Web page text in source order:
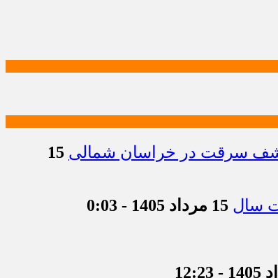
15
15 مرداد 1405 - 0:03